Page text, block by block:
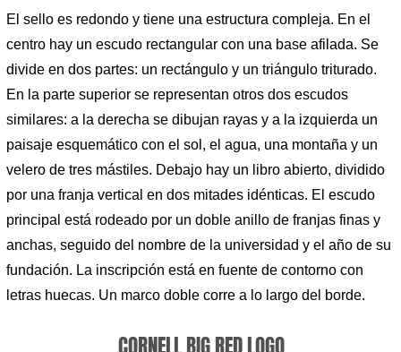
El sello es redondo y tiene una estructura compleja. En el
centro hay un escudo rectangular con una base afilada. Se
divide en dos partes: un rectángulo y un triángulo triturado.
En la parte superior se representan otros dos escudos
similares: a la derecha se dibujan rayas y a la izquierda un
paisaje esquemático con el sol, el agua, una montaña y un
velero de tres mástiles. Debajo hay un libro abierto, dividido
por una franja vertical en dos mitades idénticas. El escudo
principal está rodeado por un doble anillo de franjas finas y
anchas, seguido del nombre de la universidad y el año de su
fundación. La inscripción está en fuente de contorno con
letras huecas. Un marco doble corre a lo largo del borde.